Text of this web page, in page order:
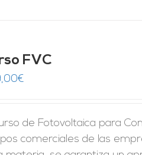
FVC
€
de Fotovoltaica para
comerciales de las